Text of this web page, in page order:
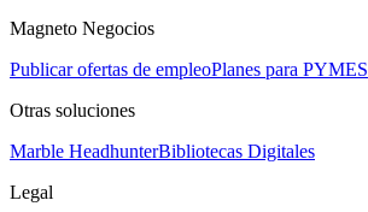
Magneto Negocios
Publicar ofertas de empleoPlanes para PYMES
Otras soluciones
Marble HeadhunterBibliotecas Digitales
Legal